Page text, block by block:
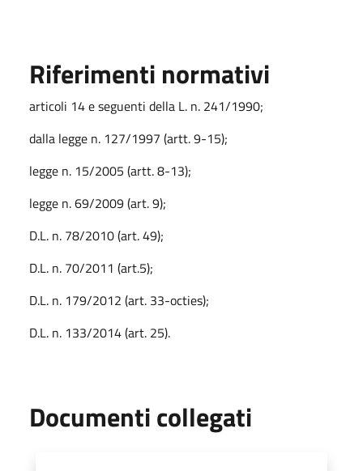
Riferimenti normativi
articoli 14 e seguenti della L. n. 241/1990;
dalla legge n. 127/1997 (artt. 9-15);
legge n. 15/2005 (artt. 8-13);
legge n. 69/2009 (art. 9);
D.L. n. 78/2010 (art. 49);
D.L. n. 70/2011 (art.5);
D.L. n. 179/2012 (art. 33-octies);
D.L. n. 133/2014 (art. 25).
Documenti collegati